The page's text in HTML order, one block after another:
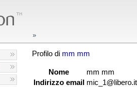
Profilo di mm mm
Nome
mm mm
Indirizzo email mic_1@libero.it